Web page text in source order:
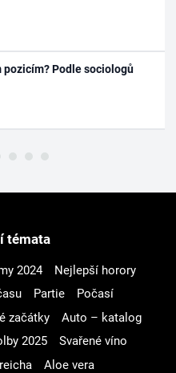
pozicím? Podle sociologů
témata
2024
Nejlepší horory
Partie
Počasí
začátky
Auto – katalog
2025
Svařené víno
Aloe vera